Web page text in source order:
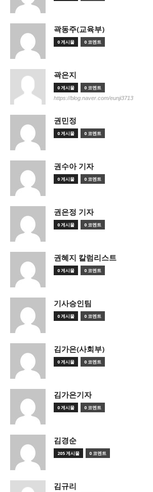
곽동주(교육부)
0 게시물 0 코멘트
곽은지
0 게시물 0 코멘트
https://blog.naver.com/eunji3713
권민정
0 게시물 0 코멘트
권수아 기자
0 게시물 0 코멘트
권은정 기자
0 게시물 0 코멘트
권혜지 칼럼리스트
0 게시물 0 코멘트
기사승인팀
0 게시물 0 코멘트
김가은(사회부)
0 게시물 0 코멘트
김가은기자
0 게시물 0 코멘트
김경순
205 게시물 0 코멘트
김규리